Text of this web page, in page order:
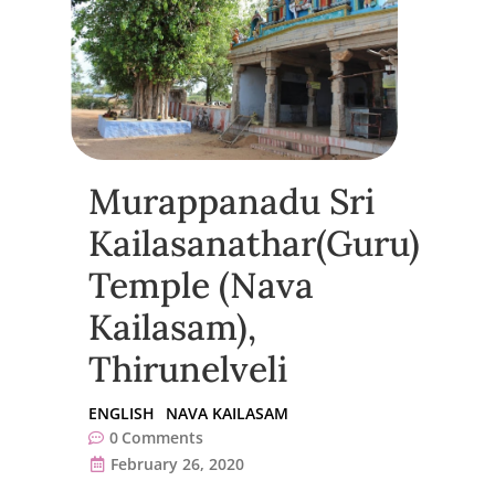
Murappanadu Sri
Kailasanathar(Guru)
Temple (Nava
Kailasam),
Thirunelveli
ENGLISH
NAVA KAILASAM
0 Comments
February 26, 2020